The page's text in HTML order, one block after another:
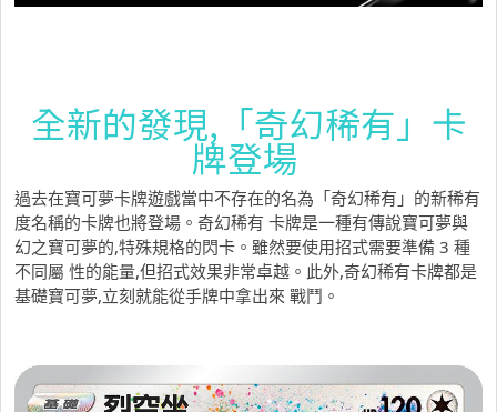
全新的發現,「奇幻稀有」卡
牌登場
過去在寶可夢卡牌遊戲當中不存在的名為「奇幻稀有」的新稀有
度名稱的卡牌也將登場。奇幻稀有 卡牌是一種有傳說寶可夢與
幻之寶可夢的,特殊規格的閃卡。雖然要使用招式需要準備 3 種
不同屬 性的能量,但招式效果非常卓越。此外,奇幻稀有卡牌都是
基礎寶可夢,立刻就能從手牌中拿出來 戰鬥。